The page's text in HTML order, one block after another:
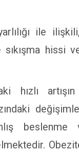
Başkanı Cennet Çelik
ile ilişkili,
hissi
hızlı
beslenme